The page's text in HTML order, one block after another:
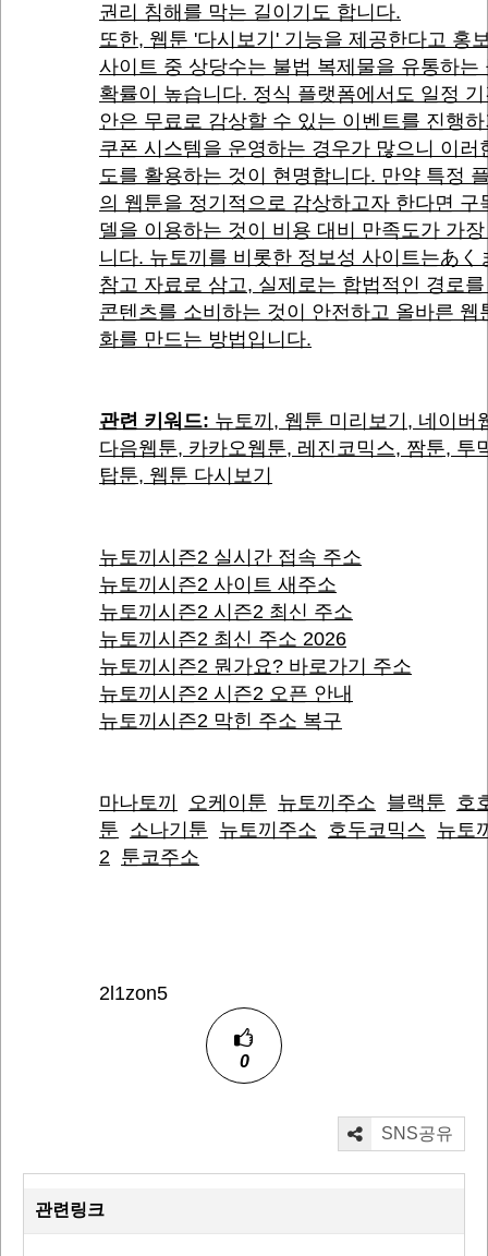
권리 침해를 막는 길이기도 합니다.
또한, 웹툰 '다시보기' 기능을 제공한다고 홍
사이트 중 상당수는 불법 복제물을 유통하는
확률이 높습니다. 정식 플랫폼에서도 일정
안은 무료로 감상할 수 있는 이벤트를 진행
쿠폰 시스템을 운영하는 경우가 많으니 이러
도를 활용하는 것이 현명합니다. 만약 특정
의 웹툰을 정기적으로 감상하고자 한다면 구
델을 이용하는 것이 비용 대비 만족도가 가
니다. 뉴토끼를 비롯한 정보성 사이트는あく
참고 자료로 삼고, 실제로는 합법적인 경로
콘텐츠를 소비하는 것이 안전하고 올바른 웹
화를 만드는 방법입니다.
관련 키워드: 뉴토끼, 웹툰 미리보기, 네이버
다음웹툰, 카카오웹툰, 레진코믹스, 짬툰, 투
탑툰, 웹툰 다시보기
뉴토끼시즌2 실시간 접속 주소
뉴토끼시즌2 사이트 새주소
뉴토끼시즌2 시즌2 최신 주소
뉴토끼시즌2 최신 주소 2026
뉴토끼시즌2 뭔가요? 바로가기 주소
뉴토끼시즌2 시즌2 오픈 안내
뉴토끼시즌2 막힌 주소 복구
마나토끼 오케이툰 뉴토끼주소 블랙툰 호
툰 소나기툰 뉴토끼주소 호두코믹스 뉴토
2 툰코주소
2l1zon5
0
SNS공유
관련링크